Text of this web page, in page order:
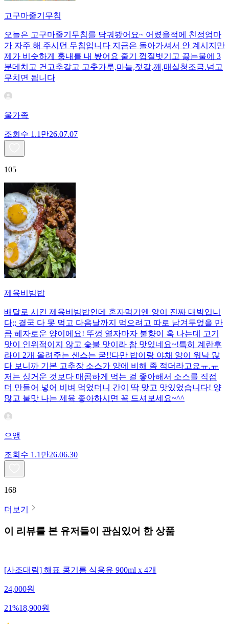
고구마줄기무침
오늘은 고구마줄기무침를 담궈봤어요~ 어렸을적에 친정엄마
가 자주 해 주시던 무침입니다 지금은 돌아가셔서 안 계시지만
제가 비슷하게 훙내를 내 봤어요 줄기 껍질벗기고 끓는물에 3
분데치고 건고추갈고 고춧가루,마늘,젓갈,깨,매실청조금.넘고
무치면 됩니다
울가족
조회수 1.1만26.07.07
105
제육비빔밥
배달로 시킨 제육비빔밥인데 혼자먹기엔 양이 진짜 대박입니
다;; 결국 다 못 먹고 다음날까지 먹으려고 따로 남겨두었을 만
큼 혜자로운 양이에요! 뚜껑 열자마자 불향이 훅 나는데 고기
맛이 인위적이지 않고 숯불 맛이라 참 맛있네요~!특히 계란후
라이 2개 올려주는 센스는 굳!! ​다만 밥이랑 야채 양이 워낙 많
다 보니까 기본 고추장 소스가 양에 비해 좀 적더라고요ㅠ.ㅠ
저는 싱거운 것보다 매콤하게 먹는 걸 좋아해서 소스를 직접
더 만들어 넣어 비벼 먹었더니 간이 딱 맞고 맛있었습니다! 양
많고 불맛 나는 제육 좋아하시면 꼭 드셔보세요~^^
으앵
조회수 1.1만26.06.30
168
더보기
이 리뷰를 본 유저들이 관심있어 한 상품
[사조대림] 해표 콩기름 식용유 900ml x 4개
24,000원
21%18,900원